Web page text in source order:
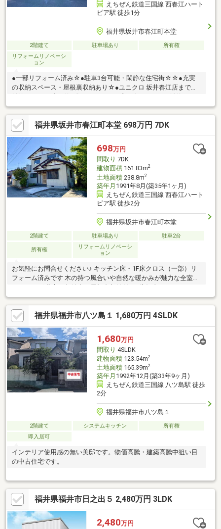
えちぜん鉄道三国線 西春江ハート
ピア駅 徒歩1分
福井県坂井市春江町本堂
2階建て 駐車場あり
所有権
リフォームリノベーシ
ョン
●一部リフォーム済み☆●駐車3台可能・閑静な住宅街☆☆●充実
の収納スペース・屋根裏収納あり☆●ユニクロ 坂井春江店まで距
ｍ（車で約5分）☆●ハーツはるえまで距離約2100ｍ（車で約6
分）☆●スーパーマーケットバロー 春江店まで距離約2100ｍ(車で
約6分）☆●ゲンキー春江店まで距離約2100ｍ（車で約5分）☆※
告知事項あり
福井県坂井市春江町本堂 698万円 7DK
698万円
間取り 7DK
建物面積161.83m2
土地面積238.8m2
築年月 1991年8月(築35年1ヶ月)
えちぜん鉄道三国線 西春江ハート
ピア駅 徒歩2分
福井県坂井市春江町本堂
2階建て 駐車場あり 駐車2台
所有権
リフォームリノベーシ
ョン
お気軽にお問合せください♪ キッチン床・1F床クロス（一部）リ
フォーム済みです 木の持つ風合いや自然な暖かみが魅力な全室フ
福井県福井市八ツ島１ 1,680万円 4SLDK
1,680万円
間取り 4SLDK
建物面積123.54m2
土地面積165.39m2
築年月 1992年12月(築33年9ヶ月)
えちぜん鉄道三国線 八ツ島駅 徒歩
2分
福井県福井市八ツ島１
2階建て システムキッチン
所有権
即入居可
インテリア使用感の無い美邸です。物価高騰・建築高騰中狙い目
の中古住宅です。
福井県福井市日之出５ 2,480万円 3LDK
2,480万円